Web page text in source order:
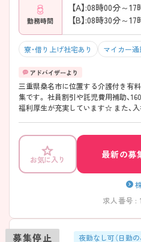
勤務時間
【A】:08時00分～
【B】:08時30分～
寮・借り上げ社宅あり マイカー通
三重県桑名市に位置する介護付き有
集です。 社員割引や託児費用補助、
福利厚生が充実しています☆ また、
できる環境です◎ ご興味のある方には
詳細をご案内しますのでお気軽にご
お気に入り
最新の募
求人番号 :
募集停止 夜勤なし可（日勤の